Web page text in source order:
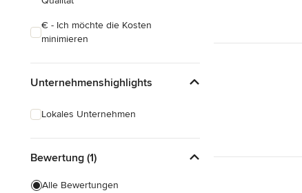
€ - Ich möchte die Kosten
minimieren
Unternehmenshighlights
Lokales Unternehmen
Bewertung (1)
Alle Bewertungen